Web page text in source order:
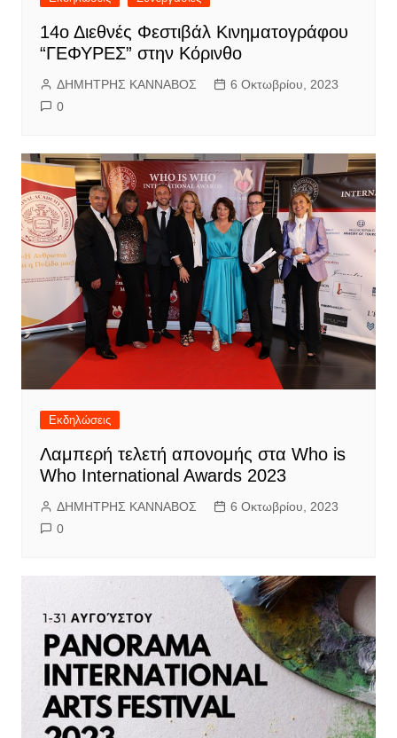
14ο Διεθνές Φεστιβάλ Κινηματογράφου
“ΓΕΦΥΡΕΣ” στην Κόρινθο
ΔΗΜΗΤΡΗΣ ΚΑΝΝΑΒΟΣ
6 Οκτωβρίου, 2023
0
Εκδηλώσεις
Λαμπερή τελετή απονομής στα Who is
Who International Awards 2023
ΔΗΜΗΤΡΗΣ ΚΑΝΝΑΒΟΣ
6 Οκτωβρίου, 2023
0